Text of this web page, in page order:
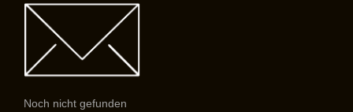
Noch nicht gefunden